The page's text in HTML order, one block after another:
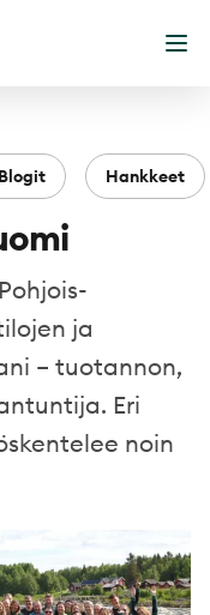
Blogit Hankkeet
ja
– tuotannon,
Eri
noin